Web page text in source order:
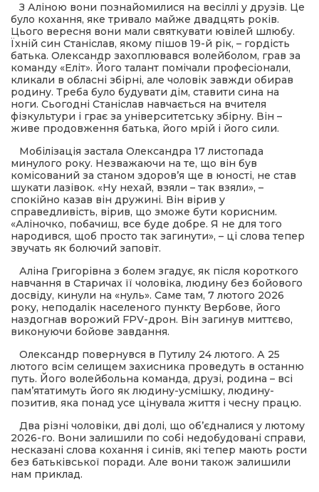
З Аліною вони познайомилися на весіллі у друзів. Це
було кохання, яке тривало майже двадцять років.
Цього вересня вони мали святкувати ювілей шлюбу.
Їхній син Станіслав, якому пішов 19-й рік, – гордість
батька. Олександр захоплювався волейболом, грав за
команду «Еліт». Його талант помічали професіонали,
кликали в обласні збірні, але чоловік завжди обирав
родину. Треба було будувати дім, ставити сина на
ноги. Сьогодні Станіслав навчається на вчителя
фізкультури і грає за університетську збірну. Він –
живе продовження батька, його мрій і його сили.
Мобілізація застала Олександра 17 листопада
минулого року. Незважаючи на те, що він був
комісований за станом здоров’я ще в юності, не став
шукати лазівок. «Ну нехай, взяли – так взяли», –
спокійно казав він дружині. Він вірив у
справедливість, вірив, що зможе бути корисним.
«Аліночко, побачиш, все буде добре. Я не для того
народився, щоб просто так загинути», – ці слова тепер
звучать як болючий заповіт.
Аліна Григорівна з болем згадує, як після короткого
навчання в Старичах її чоловіка, людину без бойового
досвіду, кинули на «нуль». Саме там, 7 лютого 2026
року, неподалік населеного пункту Вербове, його
наздогнав ворожий FPV-дрон. Він загинув миттєво,
виконуючи бойове завдання.
Олександр повернувся в Путилу 24 лютого. А 25
лютого всім селищем захисника проведуть в останню
путь. Його волейбольна команда, друзі, родина – всі
пам’ятатимуть його як людину-усмішку, людину-
позитив, яка понад усе цінувала життя і чесну працю.
Два різні чоловіки, дві долі, що об’єдналися у лютому
2026-го. Вони залишили по собі недобудовані справи,
несказані слова кохання і синів, які тепер мають рости
без батьківської поради. Але вони також залишили
нам приклад.